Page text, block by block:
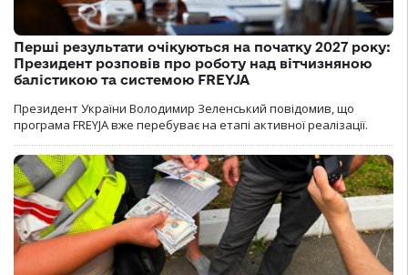
Перші результати очікуються на початку 2027 року:
Президент розповів про роботу над вітчизняною
балістикою та системою FREYJA
Президент України Володимир Зеленський повідомив, що
програма FREYJA вже перебуває на етапі активної реалізації.